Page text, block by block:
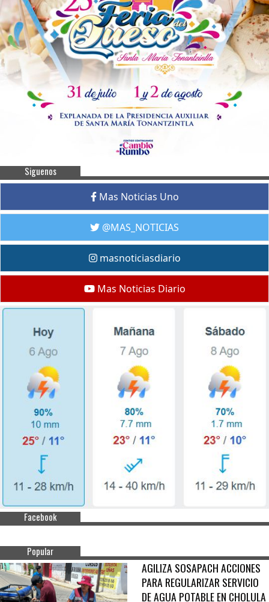
Siguenos
Mas Noticias Uno
@MAS_NOTICIAS
masnoticiasdiario
Mas Noticias Diario
Facebook
Popular
AGILIZA SOSAPACH ACCIONES
PARA REGULARIZAR SERVICIO
DE AGUA POTABLE EN CHOLULA